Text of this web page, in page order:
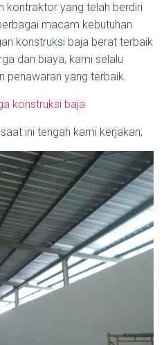
kontraktor yang telah berdiri
macam kebutuhan
konstruksi baja berat terbaik
dan biaya, kami selalu
penawaran yang terbaik.
konstruksi baja
ini tengah kami kerjakan;